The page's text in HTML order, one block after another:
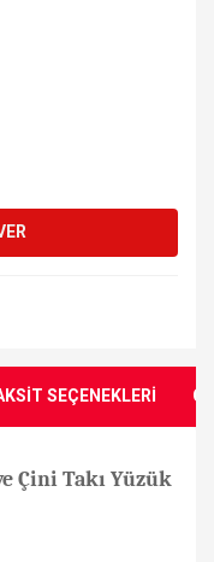
SEÇENEKLERİ
Çini Takı Yüzük